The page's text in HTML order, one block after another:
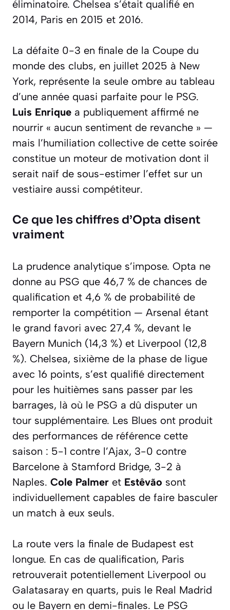
éliminatoire. Chelsea s’était qualifié en
2014, Paris en 2015 et 2016.
La défaite 0-3 en finale de la Coupe du
monde des clubs, en juillet 2025 à New
York, représente la seule ombre au tableau
d’une année quasi parfaite pour le PSG.
Luis Enrique a publiquement affirmé ne
nourrir « aucun sentiment de revanche » —
mais l’humiliation collective de cette soirée
constitue un moteur de motivation dont il
serait naïf de sous-estimer l’effet sur un
vestiaire aussi compétiteur.
Ce que les chiffres d’Opta disent
vraiment
La prudence analytique s’impose. Opta ne
donne au PSG que 46,7 % de chances de
qualification et 4,6 % de probabilité de
remporter la compétition — Arsenal étant
le grand favori avec 27,4 %, devant le
Bayern Munich (14,3 %) et Liverpool (12,8
%). Chelsea, sixième de la phase de ligue
avec 16 points, s’est qualifié directement
pour les huitièmes sans passer par les
barrages, là où le PSG a dû disputer un
tour supplémentaire. Les Blues ont produit
des performances de référence cette
saison : 5-1 contre l’Ajax, 3-0 contre
Barcelone à Stamford Bridge, 3-2 à
Naples. Cole Palmer et Estêvão sont
individuellement capables de faire basculer
un match à eux seuls.
La route vers la finale de Budapest est
longue. En cas de qualification, Paris
retrouverait potentiellement Liverpool ou
Galatasaray en quarts, puis le Real Madrid
ou le Bayern en demi-finales. Le PSG